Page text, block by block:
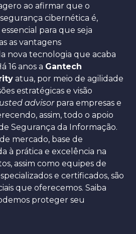
ao afirmar que o
cibernética é,
para que seja
as vantagens
nova tecnologia que acaba
16 anos a Gantech
atua, por meio de agilidade
estratégicas e visão
advisorpara empresas e
assim, todo o apoio
Segurança da Informação.
mercado, base de
à prática e excelência na
assim como equipes de
e certificados, são
que oferecemos. Saiba
proteger seu